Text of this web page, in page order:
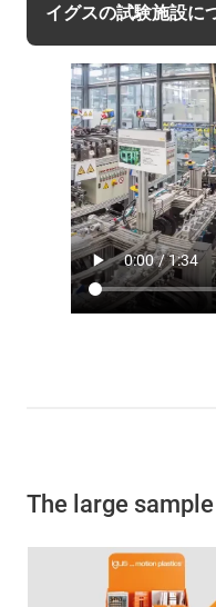
イグスの試験施設に
The large